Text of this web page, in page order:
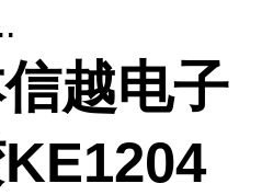
越电子